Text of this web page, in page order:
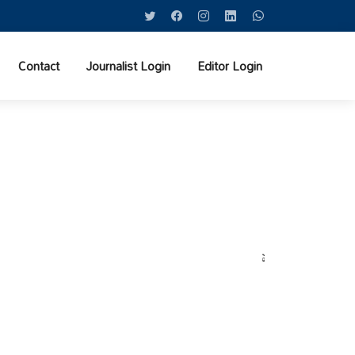
Contact Journalist Login Editor Login
వర్షాల నేపథ్యంలో కోటపల్లి,